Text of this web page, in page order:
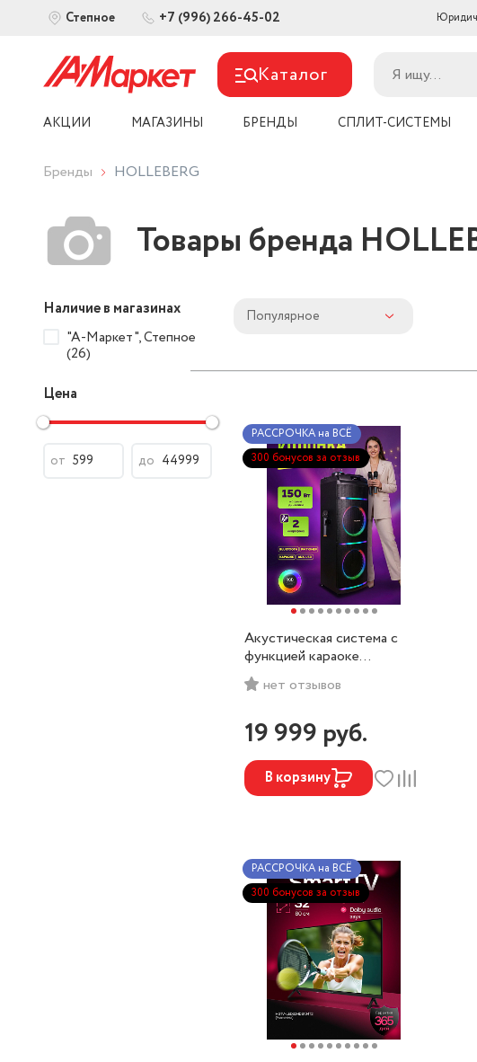
Степное +7 (996) 266-45-02
Каталог
АКЦИИ МАГАЗИНЫ БРЕНДЫ СПЛИТ-СИСТЕМЫ
Бренды HOLLEBERG
Товары бренда
Наличие в магазинах
"А-Маркет", Степное
(26)
Цена
от до
Популярное
Акустическая система с
функцией караоке
HOLLEBERG HX-620
нет отзывов
19 999 руб.
В корзину
РАССРОЧКА на ВСЁ
300 бонусов за отзыв
РАССРОЧКА на ВСЁ
300 бонусов за отзыв